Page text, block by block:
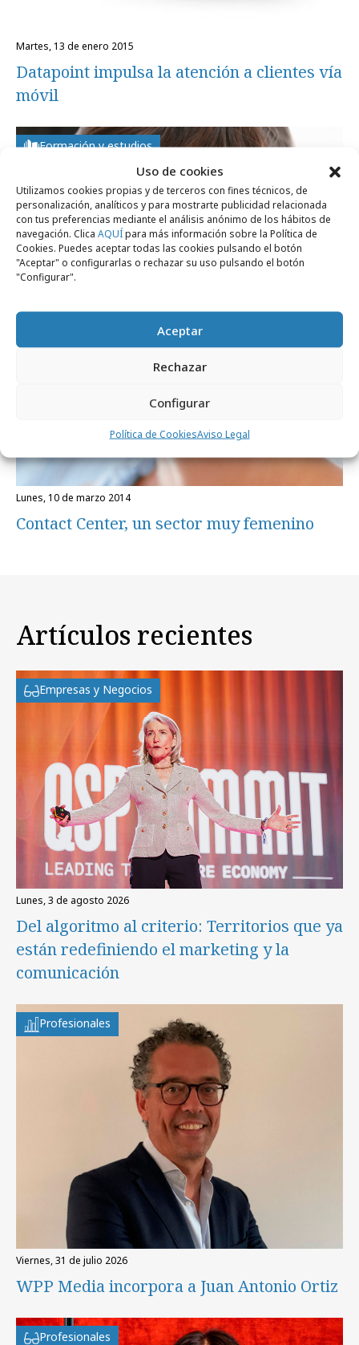
Uso de cookies
Utilizamos cookies propias y de terceros con fines técnicos, de
personalización, analíticos y para mostrarte publicidad relacionada
con tus preferencias mediante el análisis anónimo de los hábitos de
navegación. Clica AQUÍpara más información sobre la Política de
Cookies. Puedes aceptar todas las cookies pulsando el botón
"Aceptar" o configurarlas o rechazar su uso pulsando el botón
"Configurar".
Aceptar
Rechazar
Configurar
Política de CookiesAviso Legal
martes, 13 de enero 2015
Datapoint impulsa la atención a clientes vía
móvil
Formación y estudios
lunes, 10 de marzo 2014
Contact Center, un sector muy femenino
Artículos recientes
Empresas y Negocios
lunes, 3 de agosto 2026
Del algoritmo al criterio: Territorios que ya
están redefiniendo el marketing y la
comunicación
Profesionales
viernes, 31 de julio 2026
WPP Media incorpora a Juan Antonio Ortiz
Profesionales